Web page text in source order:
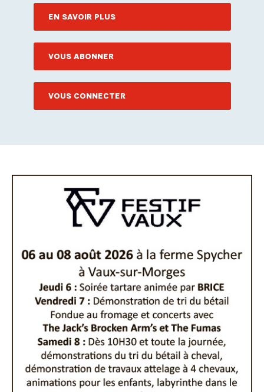
EN SAVOIR PLUS
VOUS ABONNER
VOUS CONNECTER